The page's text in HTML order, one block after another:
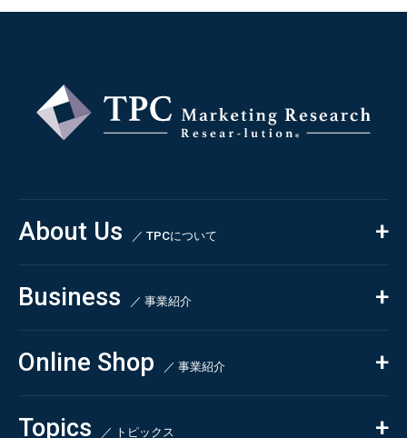
About Us ／ TPCについて
私たちの強み
会社概要・沿革
CSR
Business ／ 事業紹介
コンサルティング
依頼・受託調査
- 市場調査
- 競合調査
Online Shop ／ 事業紹介
Beauty & Cosmetics
Health & Food
Topics ／ トピックス